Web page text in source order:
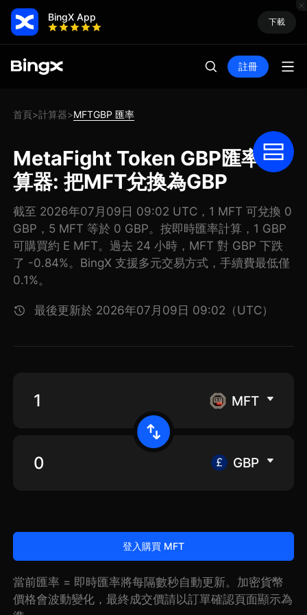
BingX App 下載
註冊
首頁>計算器>MFTGBP 匯率
MetaFight Token GBP匯率計
算器: 把MFT兌換為GBP
截至 2026年07月09日 09:02 UTC，1 MFT 可兌換 0
GBP，5 MFT 等於 0 GBP。按即時匯率計算，1 GBP
可購買約 E MFT。過去 24 小時，MFT 對 GBP 下跌
了 -0.84%。BingX 支援多元交易方式，手續費最低僅
0.1%。
最後更新於 2026年07月09日 09:02（UTC）
MFT
GBP
登入購買 MFT
當前匯率 = 即時匯率將每隔數秒自動更新。加密貨幣
價格會波動變化，最終成交價請以訂單確認頁面顯示為